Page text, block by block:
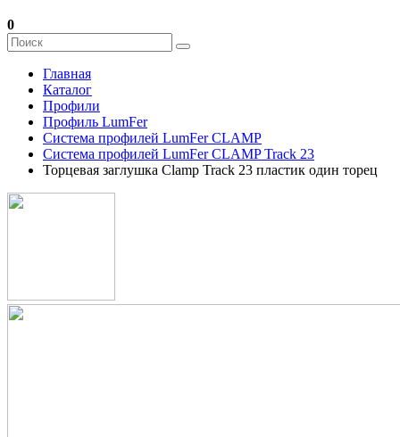
0
Главная
Каталог
Профили
Профиль LumFer
Система профилей LumFer CLAMP
Система профилей LumFer CLAMP Track 23
Торцевая заглушка Clamp Track 23 пластик один торец